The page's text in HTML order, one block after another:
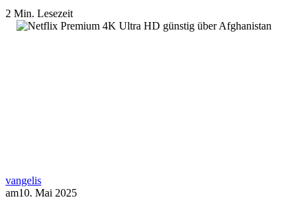
2 Min. Lesezeit
vangelis
am10. Mai 2025